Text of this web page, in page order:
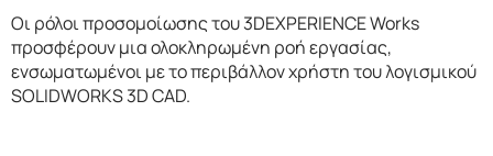
Οι ρόλοι προσομοίωσης του 3DEXPERIENCE Works
προσφέρουν μια ολοκληρωμένη ροή εργασίας,
ενσωματωμένοι με το περιβάλλον χρήστη του λογισμικού
SOLIDWORKS 3D CAD.